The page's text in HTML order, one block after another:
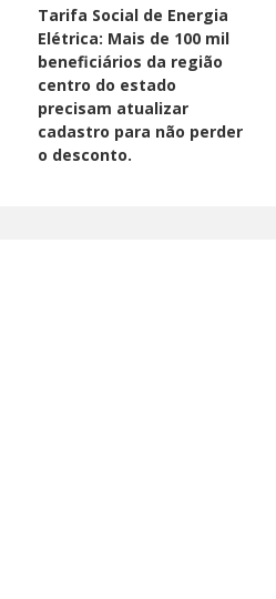
Tarifa Social de Energia
Elétrica: Mais de 100 mil
beneficiários da região
centro do estado
precisam atualizar
cadastro para não perder
o desconto.